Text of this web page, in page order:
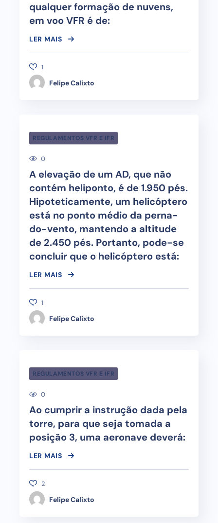
qualquer formação de nuvens,
em voo VFR é de:
LER MAIS
Felipe Calixto
1
REGULAMENTOS VFR E IFR
0
A elevação de um AD, que não
contém heliponto, é de 1.950 pés.
Hipoteticamente, um helicóptero
está no ponto médio da perna-
do-vento, mantendo a altitude
de 2.450 pés. Portanto, pode-se
concluir que o helicóptero está:
LER MAIS
Felipe Calixto
1
REGULAMENTOS VFR E IFR
0
Ao cumprir a instrução dada pela
torre, para que seja tomada a
posição 3, uma aeronave deverá:
LER MAIS
Felipe Calixto
2